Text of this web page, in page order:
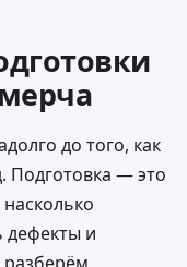
до того, как
Подготовка — это
дефекты и